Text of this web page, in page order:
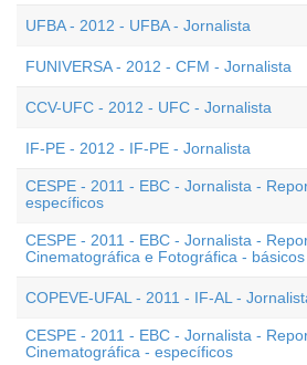
UFBA - 2012 - UFBA - Jornalista
FUNIVERSA - 2012 - CFM - Jornalista
CCV-UFC - 2012 - UFC - Jornalista
IF-PE - 2012 - IF-PE - Jornalista
CESPE - 2011 - EBC - Jornalista -
específicos
CESPE - 2011 - EBC - Jornalista -
Cinematográfica e Fotográfica - básicos
COPEVE-UFAL - 2011 - IF-AL -
CESPE - 2011 - EBC - Jornalista -
Cinematográfica - específicos